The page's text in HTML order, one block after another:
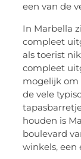
een van de
In Marbella
compleet
als toerist
compleet
mogelijk om
de vele
houden is
boulevard
winkels, een